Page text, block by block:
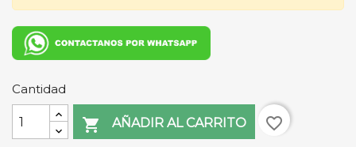
Cantidad
 AÑADIR AL CARRITO
favorite_border